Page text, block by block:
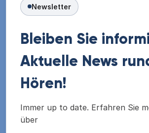
Newsletter
Bleiben Sie
Aktuelle News
Hören!
Immer up to date. Erfahren Sie
über